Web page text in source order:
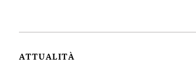
ATTUALITÀ